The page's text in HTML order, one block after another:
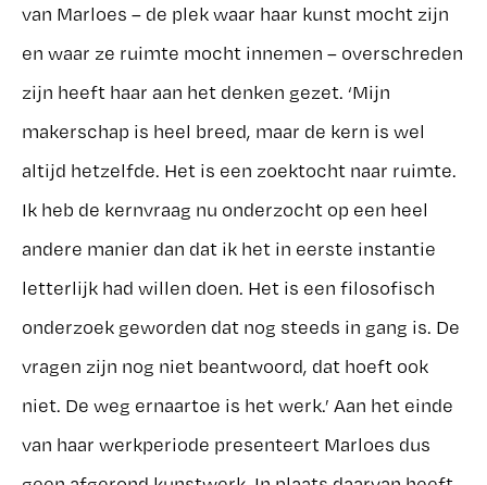
van Marloes – de plek waar haar kunst mocht zijn
en waar ze ruimte mocht innemen – overschreden
zijn heeft haar aan het denken gezet. ‘Mijn
makerschap is heel breed, maar de kern is wel
altijd hetzelfde. Het is een zoektocht naar ruimte.
Ik heb de kernvraag nu onderzocht op een heel
andere manier dan dat ik het in eerste instantie
letterlijk had willen doen. Het is een filosofisch
onderzoek geworden dat nog steeds in gang is. De
vragen zijn nog niet beantwoord, dat hoeft ook
niet. De weg ernaartoe is het werk.’ Aan het einde
van haar werkperiode presenteert Marloes dus